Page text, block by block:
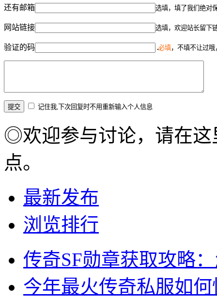
还有邮箱 选填，填了我们绝对
网站链接 选填，欢迎站长留下
验证的码 必填，不填不让过
记住我,下次回复时不用重新输入个人信息
◎欢迎参与讨论，请在这
点。
最新发布
浏览排行
传奇SF勋章获取攻略
今年最火传奇私服如